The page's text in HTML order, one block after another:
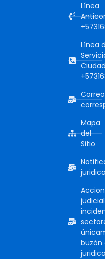
Línea
Línea
Mapa
del
Sitio
buzón